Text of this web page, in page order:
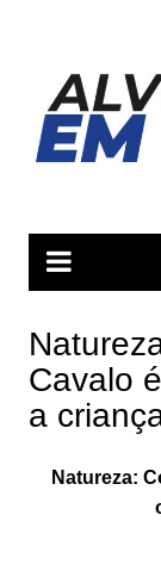
conteúdo
Cavalo
a
Natureza: